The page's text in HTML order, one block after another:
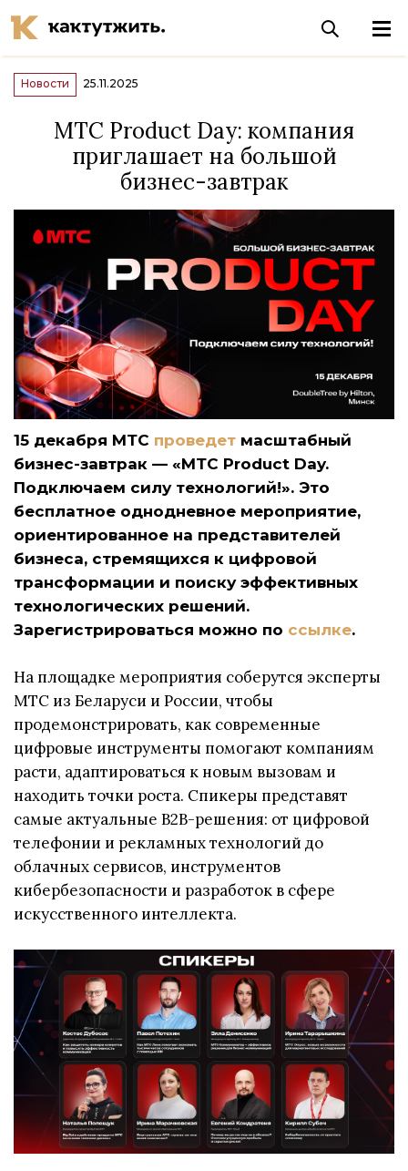
Новости 25.11.2025
МТС Product Day: компания
приглашает на большой
бизнес-завтрак
15 декабря МТС проведет масштабный
бизнес-завтрак — «МТС Product Day.
Подключаем силу технологий!». Это
бесплатное однодневное мероприятие,
ориентированное на представителей
бизнеса, стремящихся к цифровой
трансформации и поиску эффективных
технологических решений.
Зарегистрироваться можно по ссылке.
На площадке мероприятия соберутся эксперты
МТС из Беларуси и России, чтобы
продемонстрировать, как современные
цифровые инструменты помогают компаниям
расти, адаптироваться к новым вызовам и
находить точки роста. Спикеры представят
самые актуальные B2B-решения: от цифровой
телефонии и рекламных технологий до
облачных сервисов, инструментов
кибербезопасности и разработок в сфере
искусственного интеллекта.